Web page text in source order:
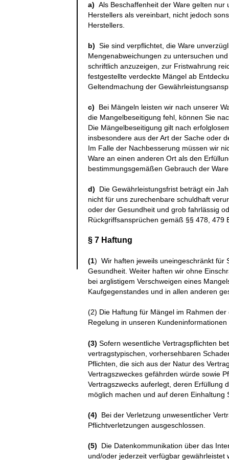
a) Als Beschaffenheit der Ware gelten
Herstellers als vereinbart, nicht jedoch
Herstellers.
b) Sie sind verpflichtet, die Ware
Mengenabweichungen zu untersuchen
schriftlich anzuzeigen, zur Fristwahrung
festgestellte verdeckte Mängel ab
Geltendmachung der
c) Bei Mängeln leisten wir nach unserer
die Mangelbeseitigung fehl, können Sie
Die Mängelbeseitigung gilt nach
insbesondere aus der Art der Sache oder
Im Falle der Nachbesserung müssen wir
Ware an einen anderen Ort als den
bestimmungsgemäßen Gebrauch der
d) Die Gewährleistungsfrist beträgt ein
nicht für uns zurechenbare schuldhaft
oder der Gesundheit und grob fahrlässig
Rückgriffsansprüchen gemäß §§ 478, 479
§ 7 Haftung
(1) Wir haften jeweils uneingeschränkt für
Gesundheit. Weiter haften wir ohne
bei arglistigem Verschweigen eines
Kaufgegenstandes und in allen anderen
(2) Die Haftung für Mängel im Rahmen
Regelung in unseren Kundeninformationen
(3) Sofern wesentliche Vertragspflichten
vertragstypischen, vorhersehbaren
Pflichten, die sich aus der Natur des
Vertragszweckes gefährden würde sowie
Vertragszwecks auferlegt, deren Erfüllung
möglich machen und auf deren
(4) Bei der Verletzung unwesentlicher
Pflichtverletzungen ausgeschlossen.
(5)
Die Datenkommunikation über das
und/oder jederzeit verfügbar